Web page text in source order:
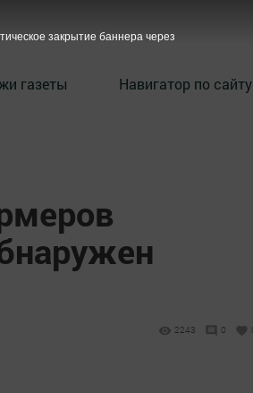
газеты Навигатор по сайту
2243 0
закрытие баннера через